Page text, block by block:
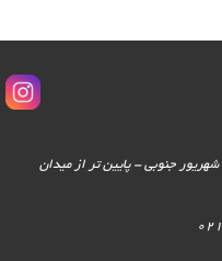
آدرس نمایشگاه : ایران - تهران - خیابان 17 شهریور جنوبی - پایین تر از میدان